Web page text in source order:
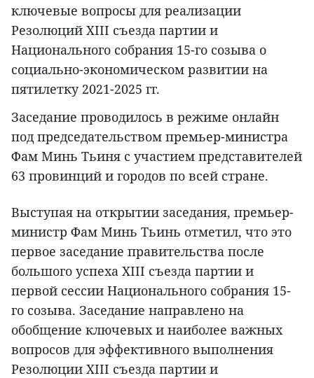
ключевые вопросы для реализации
Резолюций XIII съезда партии и
Национального собрания 15-го созыва о
социально-экономическом развитии на
пятилетку 2021-2025 гг.
Заседание проводилось в режиме онлайн
под председательством премьер-министра
Фам Минь Тьиня с участием представителей
63 провинций и городов по всей стране.
Выступая на открытии заседания, премьер-
министр Фам Минь Тьинь отметил, что это
первое заседание правительства после
большого успеха XIII съезда партии и
первой сессии Национального собрания 15-
го созыва. Заседание направлено на
обобщение ключевых и наиболее важных
вопросов для эффективного выполнения
Резолюции XIII съезда партии и